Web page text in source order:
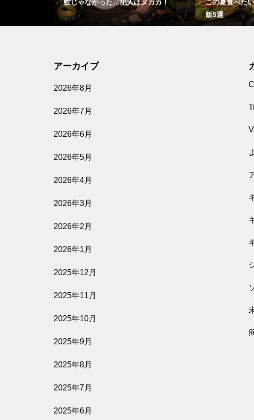
蚊じゃなかった…犯人はヌカカ！
この夏食べたい！簡単・絶品キ
飯5選
アーカイブ
2026年8月
2026年7月
2026年6月
2026年5月
2026年4月
2026年3月
2026年2月
2026年1月
2025年12月
2025年11月
2025年10月
2025年9月
2025年8月
2025年7月
2025年6月